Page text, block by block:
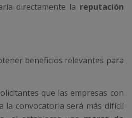
directamente la reputación
beneficios relevantes para
que las empresas con
la convocatoria será más difícil